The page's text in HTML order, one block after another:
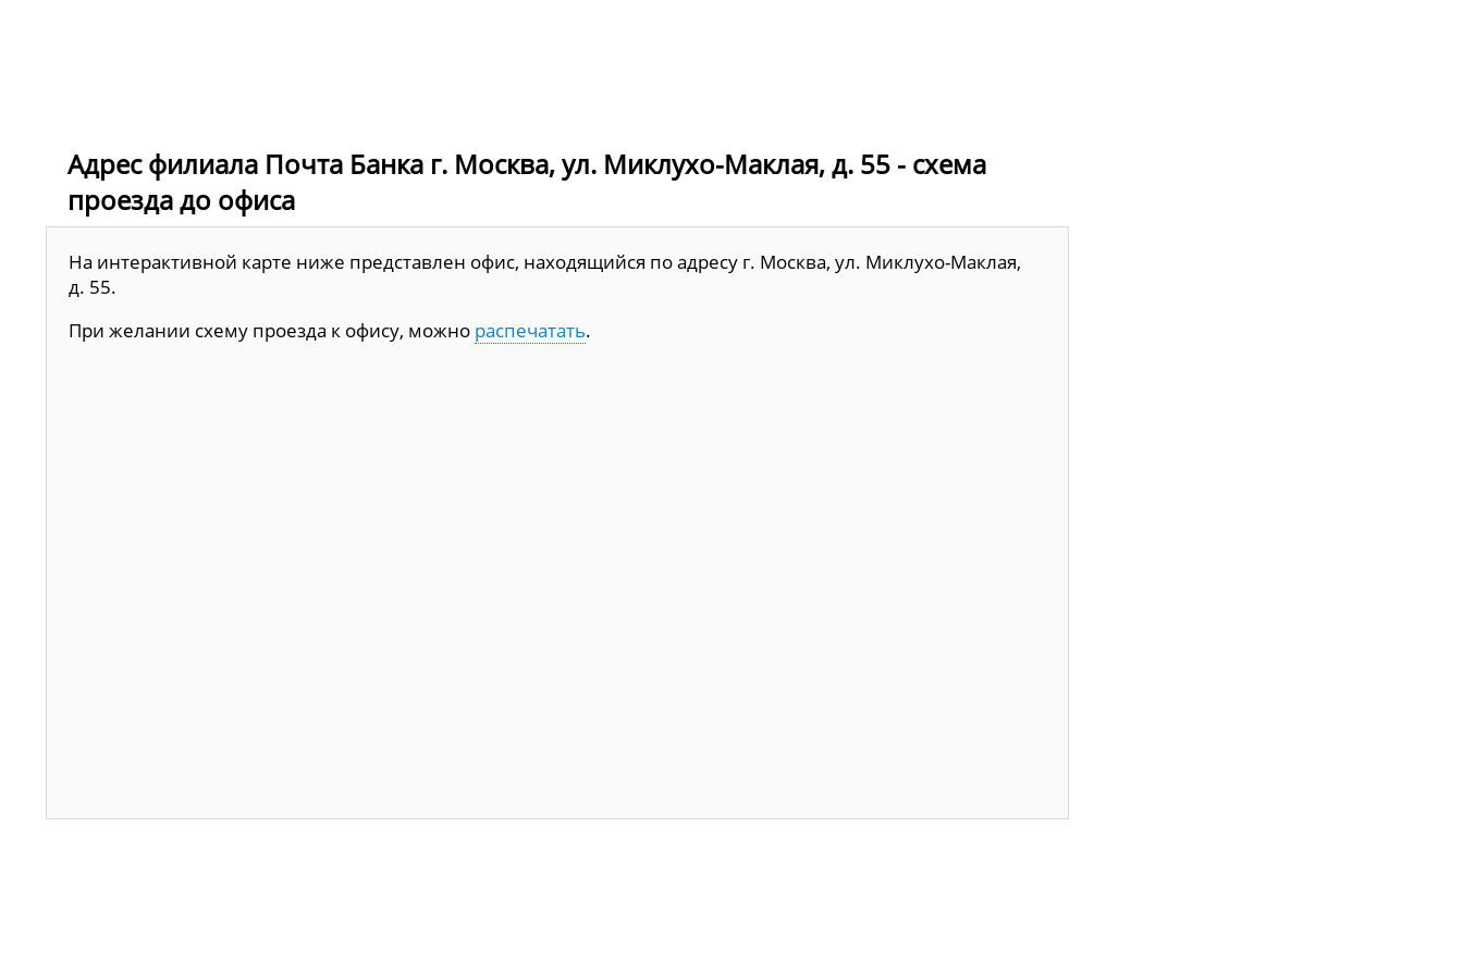
Адрес филиала Почта Банка г. Москва, ул. Миклухо-Маклая, д. 55 - схема
проезда до офиса
На интерактивной карте ниже представлен офис, находящийся по адресу г. Москва, ул. Миклухо-Маклая,
д. 55.
При желании схему проезда к офису, можно распечатать.